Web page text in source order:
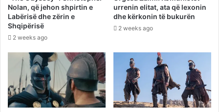
Nolan, që jehon shpirtin e
Labërisë dhe zërin e
Shqipërisë
2 weeks ago
urrenin elitat, ata që lexonin
dhe kërkonin të bukurën
2 weeks ago